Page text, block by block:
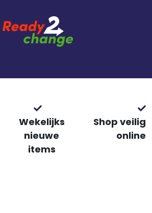
Wekelijks
nieuwe
items
Shop veilig
online